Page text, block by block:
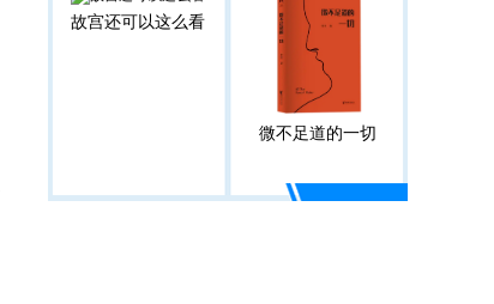
故宫还可以这么看
微不足道的一切